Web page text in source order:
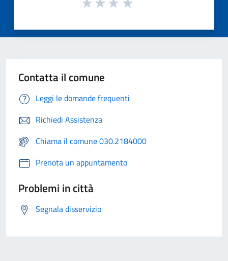
Contatta il comune
Leggi le domande frequenti
Richiedi Assistenza
Chiama il comune 030.2184000
Prenota un appuntamento
Problemi in città
Segnala disservizio